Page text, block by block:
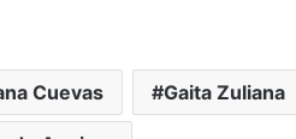
Cuevas Gaita Zuliana